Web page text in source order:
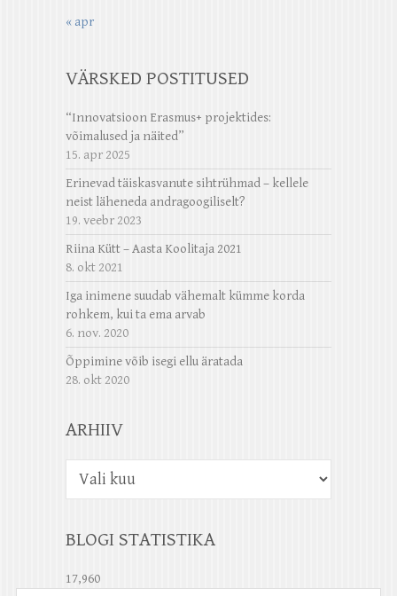
« apr
VÄRSKED POSTITUSED
“Innovatsioon Erasmus+ projektides:
võimalused ja näited”
15. apr 2025
Erinevad täiskasvanute sihtrühmad – kellele
neist läheneda andragoogiliselt?
19. veebr 2023
Riina Kütt – Aasta Koolitaja 2021
8. okt 2021
Iga inimene suudab vähemalt kümme korda
rohkem, kui ta ema arvab
6. nov. 2020
Õppimine võib isegi ellu äratada
28. okt 2020
ARHIIV
BLOGI STATISTIKA
17,960